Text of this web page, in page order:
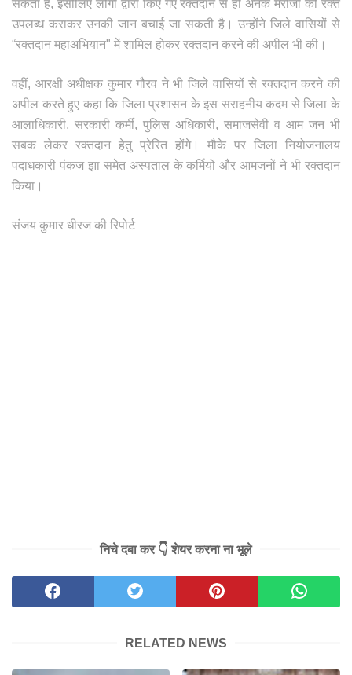
सकता है, इसीलिए लोगों द्वारा किए गए रक्तदान से ही अनेक मरीजों को रक्त
उपलब्ध कराकर उनकी जान बचाई जा सकती है। उन्होंने जिले वासियों से
“रक्तदान महाअभियान" में शामिल होकर रक्तदान करने की अपील भी की।
वहीं, आरक्षी अधीक्षक कुमार गौरव ने भी जिले वासियों से रक्तदान करने की
अपील करते हुए कहा कि जिला प्रशासन के इस सराहनीय कदम से जिला के
आलाधिकारी, सरकारी कर्मी, पुलिस अधिकारी, समाजसेवी व आम जन भी
सबक लेकर रक्तदान हेतु प्रेरित होंगे। मौके पर जिला नियोजनालय
पदाधकारी पंकज झा समेत अस्पताल के कर्मियों और आमजनों ने भी रक्तदान
किया।
संजय कुमार धीरज की रिपोर्ट
निचे दबा कर 👇 शेयर करना ना भूले
RELATED NEWS